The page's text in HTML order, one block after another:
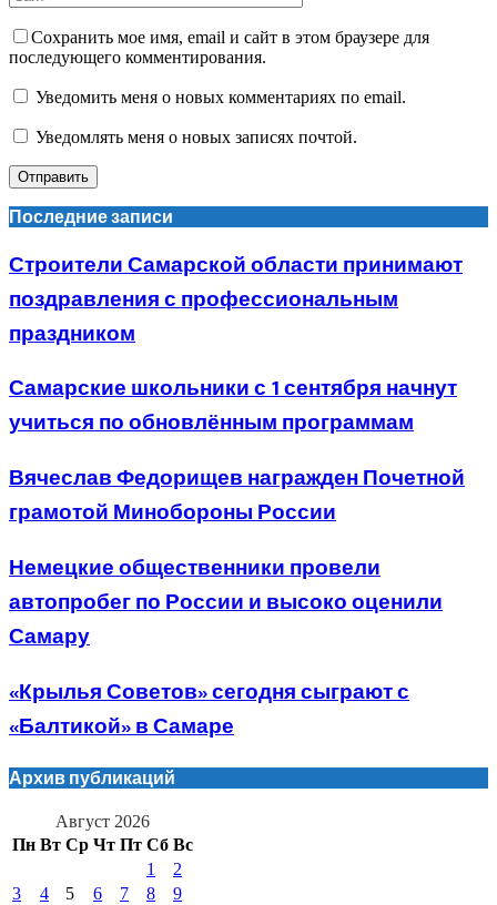
Сохранить мое имя, email и сайт в этом браузере для
последующего комментирования.
Уведомить меня о новых комментариях по email.
Уведомлять меня о новых записях почтой.
Последние записи
Строители Самарской области принимают
поздравления с профессиональным
праздником
Самарские школьники с 1 сентября начнут
учиться по обновлённым программам
Вячеслав Федорищев награжден Почетной
грамотой Минобороны России
Немецкие общественники провели
автопробег по России и высоко оценили
Самару
«Крылья Советов» сегодня сыграют с
«Балтикой» в Самаре
Архив публикаций
Август 2026
Пн Вт Ср Чт Пт Сб Вс
1
2
3
4 5 6 7 8
9